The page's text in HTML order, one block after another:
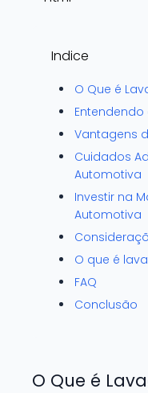
Indice
O Que é
Vantagens
Cuidados
Automotiva
Investir na
Automotiva
O que é
FAQ
Conclusão
O Que é